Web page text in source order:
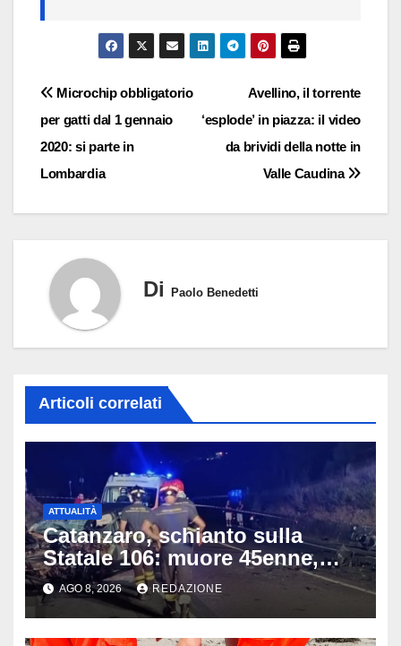
Navigazione
articoli
Avellino, il torrente
‘esplode’ in piazza: il video
da brividi della notte in
Valle Caudina
Microchip obbligatorio
per gatti dal 1 gennaio
2020: si parte in
Lombardia
Di Paolo Benedetti
Articoli correlati
ATTUALITÀ
Catanzaro, schianto sulla
Statale 106: muore 45enne,
coinvolti un’auto, un suv e
una moto
AGO 8, 2026 REDAZIONE